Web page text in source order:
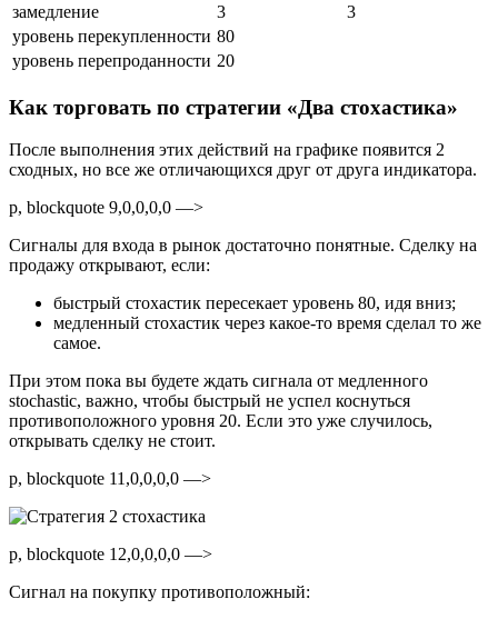
замедление
3
3
уровень перекупленности 80
уровень перепроданности 20
Как торговать по стратегии «Два стохастика»
После выполнения этих действий на графике появится 2
сходных, но все же отличающихся друг от друга индикатора.
p, blockquote 9,0,0,0,0 —>
Сигналы для входа в рынок достаточно понятные. Сделку на
продажу открывают, если:
быстрый стохастик пересекает уровень 80, идя вниз;
медленный стохастик через какое-то время сделал то же
самое.
При этом пока вы будете ждать сигнала от медленного
stochastic, важно, чтобы быстрый не успел коснуться
противоположного уровня 20. Если это уже случилось,
открывать сделку не стоит.
p, blockquote 11,0,0,0,0 —>
p, blockquote 12,0,0,0,0 —>
Сигнал на покупку противоположный: